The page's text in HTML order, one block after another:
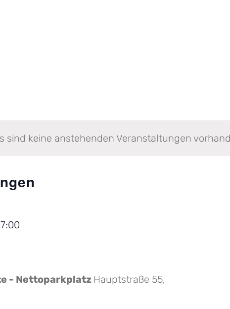
sind keine anstehenden Veranstaltungen
- Nettoparkplatz Hauptstraße 55,